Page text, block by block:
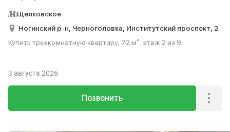
Щёлковское
Ногинский р-н, Черноголовка, Институтский проспект, 2
Купить трехкомнатную квартиру, 72 м², этаж 2 из 9.
Позвонить
3 августа 2026